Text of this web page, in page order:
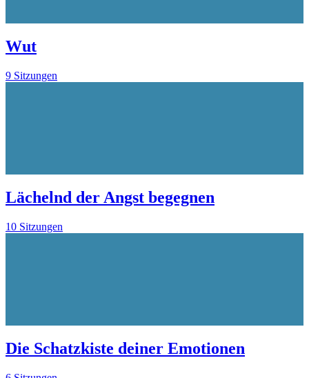
Wut
9 Sitzungen
Lächelnd der Angst begegnen
10 Sitzungen
Die Schatzkiste deiner Emotionen